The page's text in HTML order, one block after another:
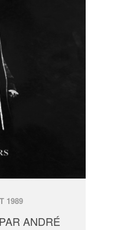
1989
ANDRÉ